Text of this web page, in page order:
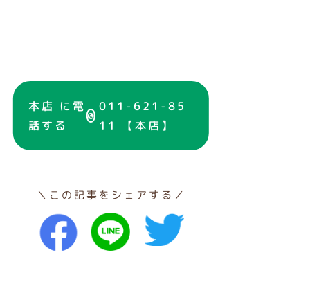
本店 に電
話する
011-621-85
11 【本店】
＼この記事をシェアする／